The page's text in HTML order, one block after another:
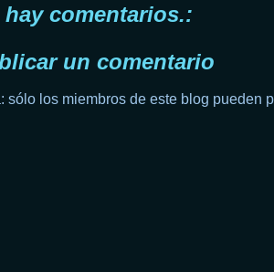
hay comentarios.:
un comentario
sólo los miembros de este blog pueden